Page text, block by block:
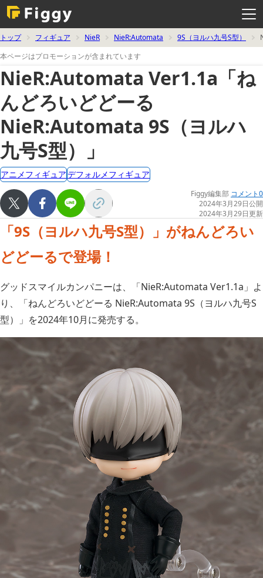
ー
を
開
く
トップ フィギュア NieR NieR:Automata 9S（ヨルハ九号S型）
本ページはプロモーションが含まれています
NieR:Automata Ver1.1a「ね
んどろいどどーる
NieR:Automata 9S（ヨルハ
九号S型）」
アニメフィギュアデフォルメフィギュア
Figgy編集部 コメント0
2024年3月29日公開
2024年3月29日更新
「9S（ヨルハ九号S型）」がねんどろい
どどーるで登場！
グッドスマイルカンパニーは、「NieR:Automata Ver1.1a」よ
り、「ねんどろいどどーる NieR:Automata 9S（ヨルハ九号S
型）」を2024年10月に発売する。